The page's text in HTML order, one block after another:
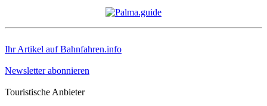
Ihr Artikel auf Bahnfahren.info
Newsletter abonnieren
Touristische Anbieter